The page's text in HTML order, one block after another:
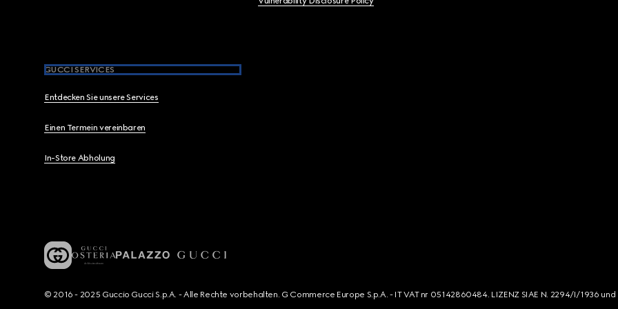
GUCCI SERVICES
Entdecken Sie unsere Services
Einen Termein vereinbaren
In-Store Abholung
© 2016 - 2025 Guccio Gucci S.p.A. - Alle Rechte vorbehalten. G Commerce Europe S.p.A. - IT VAT nr 05142860484. LIZENZ SIAE N. 2294/I/1936